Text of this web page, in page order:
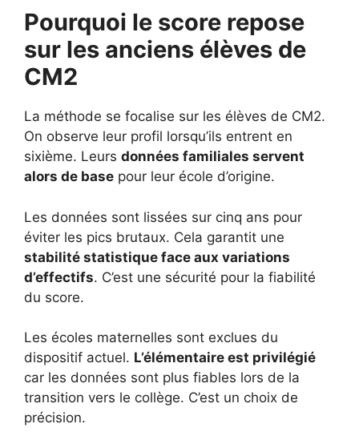
Pourquoi le score repose
sur les anciens élèves de
CM2
La méthode se focalise sur les élèves de CM2.
On observe leur profil lorsqu’ils entrent en
sixième. Leurs données familiales servent
alors de base pour leur école d’origine.
Les données sont lissées sur cinq ans pour
éviter les pics brutaux. Cela garantit une
stabilité statistique face aux variations
d’effectifs. C’est une sécurité pour la fiabilité
du score.
Les écoles maternelles sont exclues du
dispositif actuel. L’élémentaire est privilégié
car les données sont plus fiables lors de la
transition vers le collège. C’est un choix de
précision.